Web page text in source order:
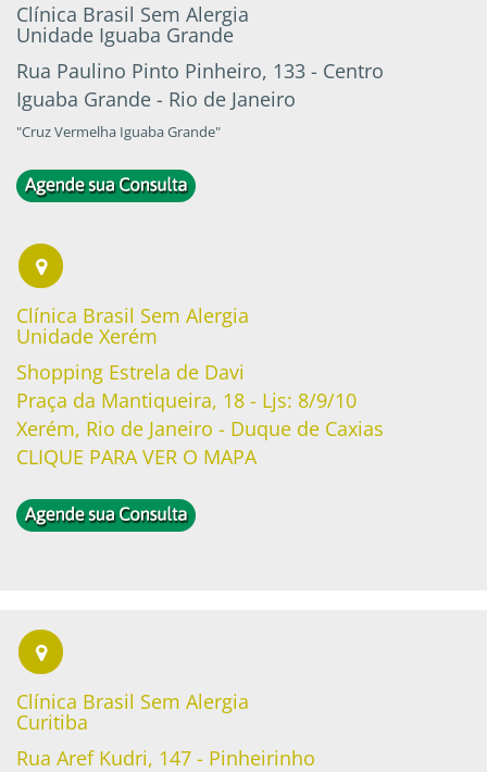
Clínica Brasil Sem Alergia
Unidade Iguaba Grande
Rua Paulino Pinto Pinheiro, 133 - Centro
Iguaba Grande - Rio de Janeiro
"Cruz Vermelha Iguaba Grande"
Clínica Brasil Sem Alergia
Unidade Xerém
Shopping Estrela de Davi
Praça da Mantiqueira, 18 - Ljs: 8/9/10
Xerém, Rio de Janeiro - Duque de Caxias
CLIQUE PARA VER O MAPA
Clínica Brasil Sem Alergia
Curitiba
Rua Aref Kudri, 147 - Pinheirinho